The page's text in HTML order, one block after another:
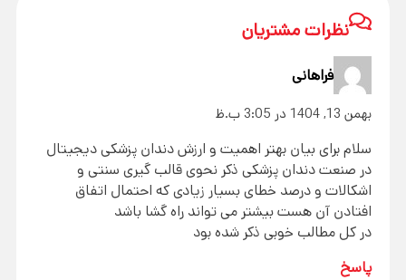
نظرات مشتریان
فراهانی
بهمن 13, 1404 در 3:05 ب.ظ
سلام برای بیان بهتر اهمیت و ارزش دندان پزشکی دیجیتال
در صنعت دندان پزشکی ذکر نحوی قالب گیری سنتی و
اشکالات و درصد خطای بسیار زیادی که احتمال اتفاق
افتادن آن هست بیشتر می تواند راه گشا باشد
در کل مطالب خوبی ذکر شده بود
پاسخ